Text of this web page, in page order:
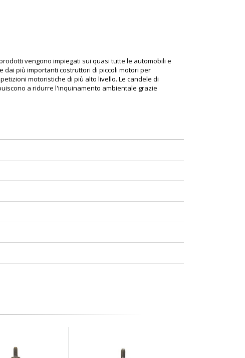
vengono impiegati sui quasi tutte le automobili e
dai più importanti costruttori di piccoli motori per
motoristiche di più alto livello. Le candele di
a ridurre l'inquinamento ambientale grazie